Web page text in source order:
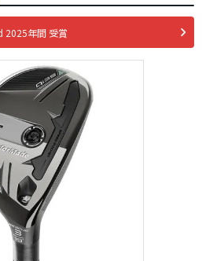
2025年間 受賞